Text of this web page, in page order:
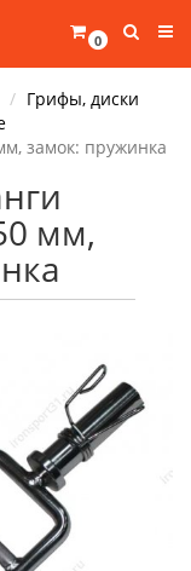
0
Грифы, диски
замок: пружинка
мм,